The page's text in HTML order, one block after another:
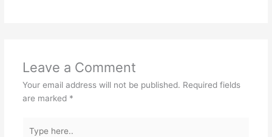
Leave a Comment
Your email address will not be published. Required fields
are marked *